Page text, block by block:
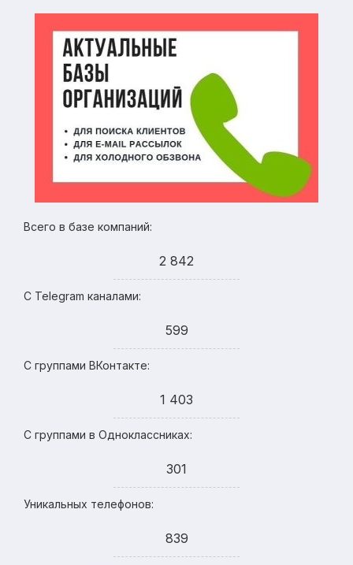
Всего в базе компаний:
2 842
С Telegram каналами:
599
С группами ВКонтакте:
1 403
С группами в Одноклассниках:
301
Уникальных телефонов:
839